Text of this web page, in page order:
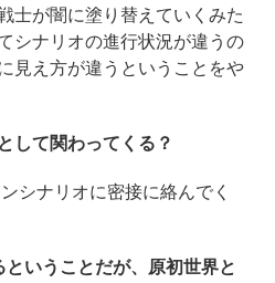
士が闇に塗り替えていくみた
シナリオの進行状況が違うの
見え方が違うということをや
て関わってくる？
シナリオに密接に絡んでく
いうことだが、原初世界と